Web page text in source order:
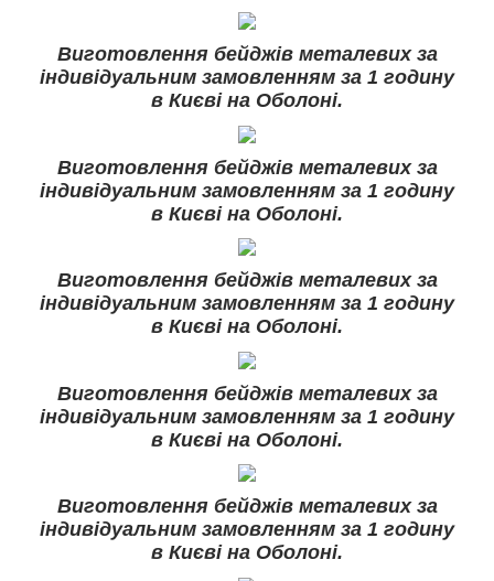
Виготовлення бейджів металевих за
індивідуальним замовленням за 1 годину
в Києві на Оболоні.
Виготовлення бейджів металевих за
індивідуальним замовленням за 1 годину
в Києві на Оболоні.
Виготовлення бейджів металевих за
індивідуальним замовленням за 1 годину
в Києві на Оболоні.
Виготовлення бейджів металевих за
індивідуальним замовленням за 1 годину
в Києві на Оболоні.
Виготовлення бейджів металевих за
індивідуальним замовленням за 1 годину
в Києві на Оболоні.